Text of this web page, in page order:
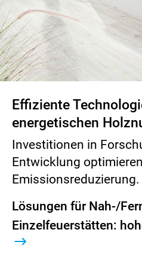
Effiziente
energetischen
Investitionen in
Entwicklung
Emissionsreduzierung.
Lösungen für Nah-/
Einzelfeuerstätten: